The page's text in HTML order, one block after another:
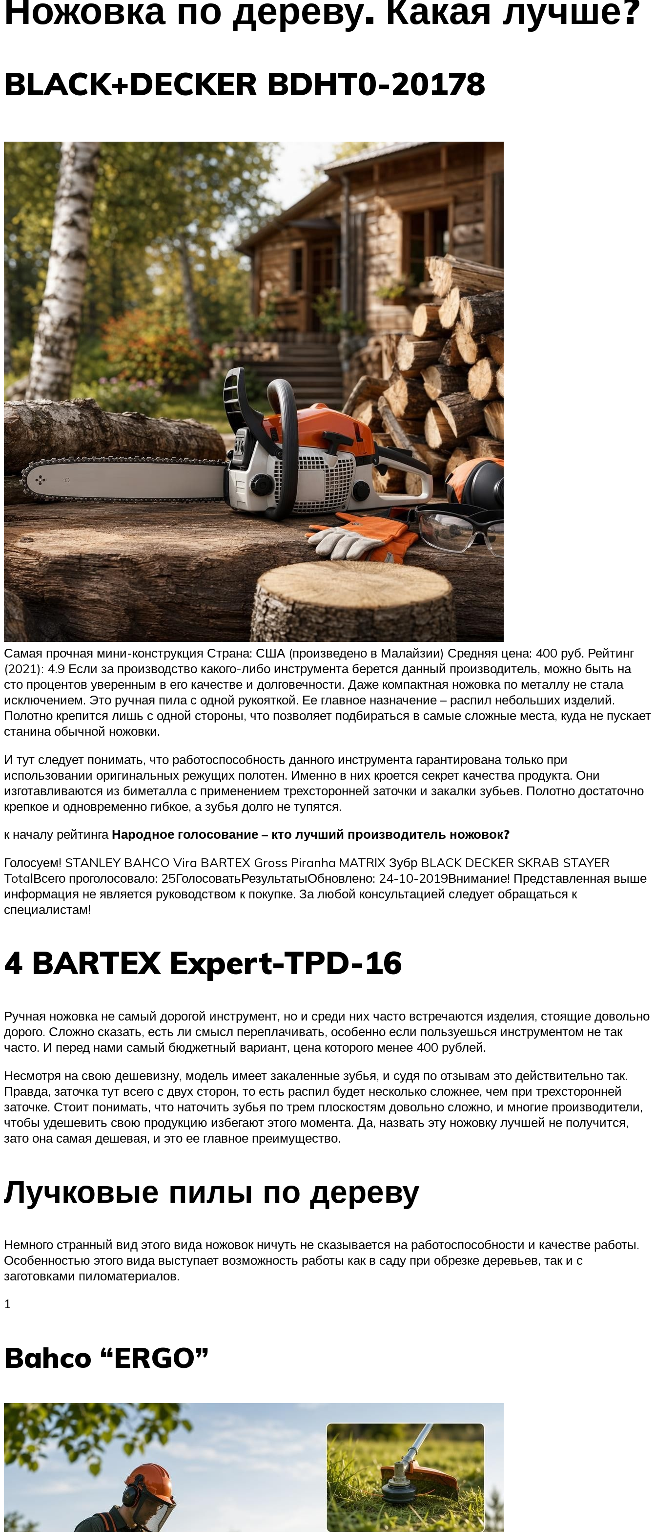
Ножовка по дереву. Какая лучше?
BLACK+DECKER BDHT0-20178
Самая прочная мини-конструкция Страна: США (произведено в Малайзии) Средняя цена: 400 руб. Рейтинг
(2021): 4.9 Если за производство какого-либо инструмента берется данный производитель, можно быть на
сто процентов уверенным в его качестве и долговечности. Даже компактная ножовка по металлу не стала
исключением. Это ручная пила с одной рукояткой. Ее главное назначение – распил небольших изделий.
Полотно крепится лишь с одной стороны, что позволяет подбираться в самые сложные места, куда не пускает
станина обычной ножовки.
И тут следует понимать, что работоспособность данного инструмента гарантирована только при
использовании оригинальных режущих полотен. Именно в них кроется секрет качества продукта. Они
изготавливаются из биметалла с применением трехсторонней заточки и закалки зубьев. Полотно достаточно
крепкое и одновременно гибкое, а зубья долго не тупятся.
к началу рейтинга Народное голосование – кто лучший производитель ножовок?
Голосуем! STANLEY BAHCO Vira BARTEX Gross Piranha MATRIX Зубр BLACK DECKER SKRAB STAYER
TotalВсего проголосовало: 25ГолосоватьРезультатыОбновлено: 24-10-2019Внимание! Представленная выше
информация не является руководством к покупке. За любой консультацией следует обращаться к
специалистам!
4 BARTEX Expert-TPD-16
Ручная ножовка не самый дорогой инструмент, но и среди них часто встречаются изделия, стоящие довольно
дорого. Сложно сказать, есть ли смысл переплачивать, особенно если пользуешься инструментом не так
часто. И перед нами самый бюджетный вариант, цена которого менее 400 рублей.
Несмотря на свою дешевизну, модель имеет закаленные зубья, и судя по отзывам это действительно так.
Правда, заточка тут всего с двух сторон, то есть распил будет несколько сложнее, чем при трехсторонней
заточке. Стоит понимать, что наточить зубья по трем плоскостям довольно сложно, и многие производители,
чтобы удешевить свою продукцию избегают этого момента. Да, назвать эту ножовку лучшей не получится,
зато она самая дешевая, и это ее главное преимущество.
Лучковые пилы по дереву
Немного странный вид этого вида ножовок ничуть не сказывается на работоспособности и качестве работы.
Особенностью этого вида выступает возможность работы как в саду при обрезке деревьев, так и с
заготовками пиломатериалов.
1
Bahco “ERGO”